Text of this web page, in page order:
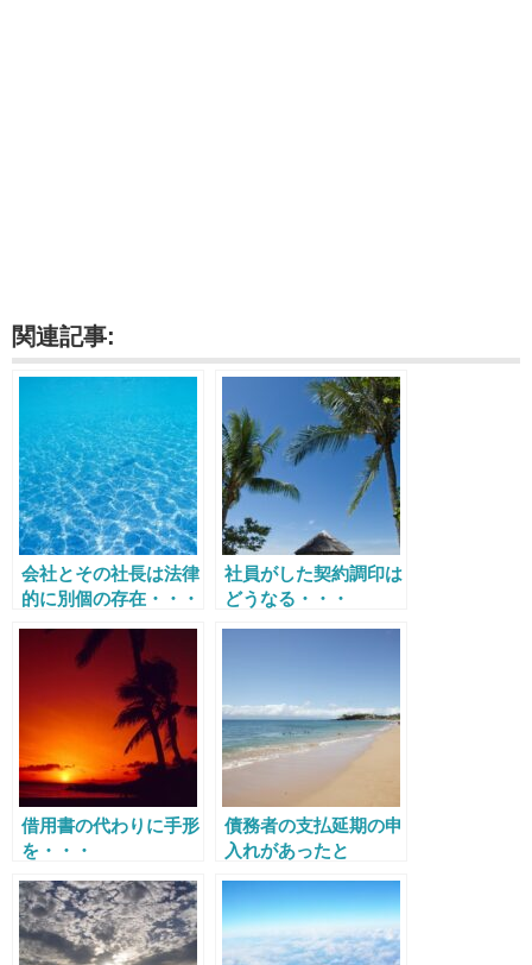
関連記事:
会社とその社長は法律
的に別個の存在・・・
社員がした契約調印は
どうなる・・・
借用書の代わりに手形
を・・・
債務者の支払延期の申
入れがあったと